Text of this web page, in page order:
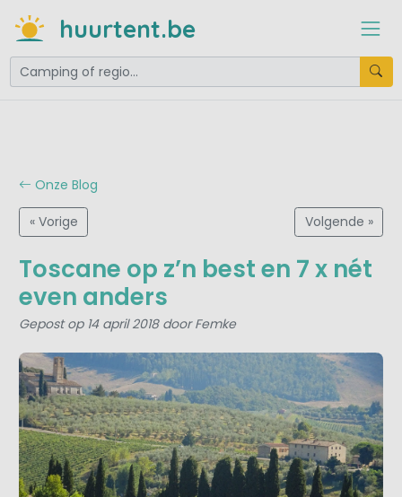
huurtent.be
Onze Blog
« Vorige Volgende »
Toscane op z’n best en 7 x nét
even anders
Gepost op 14 april 2018 door Femke